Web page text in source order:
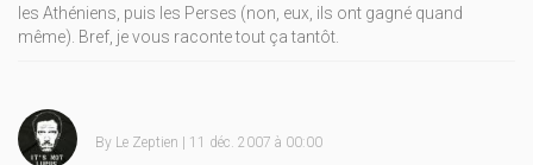
les Athéniens, puis les Perses (non, eux, ils ont gagné quand
même). Bref, je vous raconte tout ça tantôt.
By Le Zeptien | 11 déc. 2007 à 00:00